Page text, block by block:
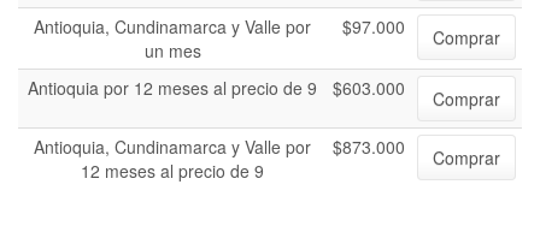
Antioquia, Cundinamarca y Valle por
un mes
$97.000 Comprar
Antioquia por 12 meses al precio de 9 $603.000
Comprar
Antioquia, Cundinamarca y Valle por
12 meses al precio de 9
$873.000 Comprar